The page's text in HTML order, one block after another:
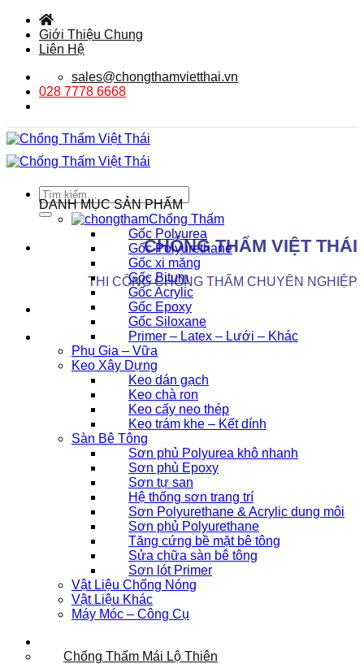
qua
Giới Thiệu Chung
Liên Hệ
sales@chongthamvietthai.vn
028 7778 6668
Tìm
kiếm:
CHỐNG THẤM VIỆT THÁI
THI CÔNG CHỐNG THẤM CHUYÊN NGHIỆP
DANH MỤC SẢN PHẨM
Chống Thấm
Gốc Polyurea
Gốc Polyurethane
Gốc xi măng
Gốc Bitum
Gốc Acrylic
Gốc Epoxy
Gốc Siloxane
Primer – Latex – Lưới – Khác
Phụ Gia – Vữa
Keo Xây Dựng
Keo dán gạch
Keo chà ron
Keo cấy neo thép
Keo trám khe – Kết dính
Sàn Bê Tông
Sơn phủ Polyurea khô nhanh
Sơn phủ Epoxy
Sơn tự san
Hệ thống sơn trang trí
Sơn Polyurethane & Acrylic dung môi
Sơn phủ Polyurethane
Tăng cứng bề mặt bê tông
Sửa chữa sàn bê tông
Sơn lót Primer
Vật Liệu Chống Nóng
Vật Liệu Khác
Máy Móc – Công Cụ
Chống Thấm Mái Lộ Thiên